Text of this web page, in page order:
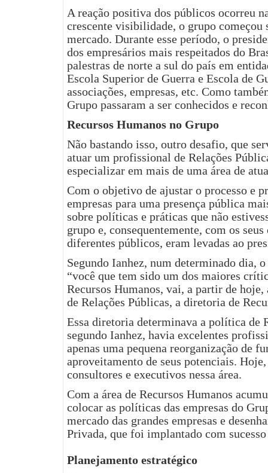
A reação positiva dos públicos ocorreu
crescente visibilidade, o grupo começou
mercado. Durante esse período, o
dos empresários mais respeitados do
palestras de norte a sul do país em
Escola Superior de Guerra e Escola de
associações, empresas, etc. Como
Grupo passaram a ser conhecidos e
Recursos Humanos no Grupo
Não bastando isso, outro desafio, que
atuar um profissional de Relações
especializar em mais de uma área de
Com o objetivo de ajustar o processo e
empresas para uma presença pública
sobre políticas e práticas que não
grupo e, consequentemente, com os
diferentes públicos, eram levadas ao
Segundo Ianhez, num determinado dia,
“você que tem sido um dos maiores
Recursos Humanos, vai, a partir de
de Relações Públicas, a diretoria de
Essa diretoria determinava a política de
segundo Ianhez, havia excelentes
apenas uma pequena reorganização de
aproveitamento de seus potenciais.
consultores e executivos nessa área.
Com a área de Recursos Humanos
colocar as políticas das empresas do
mercado das grandes empresas e
Privada, que foi implantado com
Planejamento estratégico